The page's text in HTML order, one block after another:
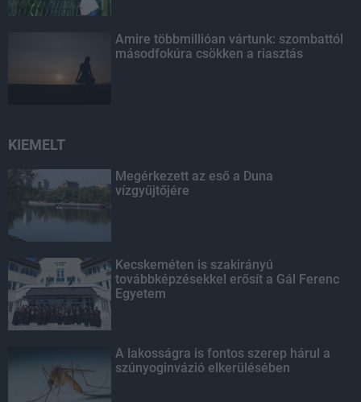
Amire többmillióan vártunk: szombattól
másodfokúra csökken a riasztás
KIEMELT
Megérkezett az eső a Duna
vízgyűjtőjére
Kecskeméten is szakirányú
továbbképzésekkel erősít a Gál Ferenc
Egyetem
A lakosságra is fontos szerep hárul a
szúnyoginvázió elkerülésében